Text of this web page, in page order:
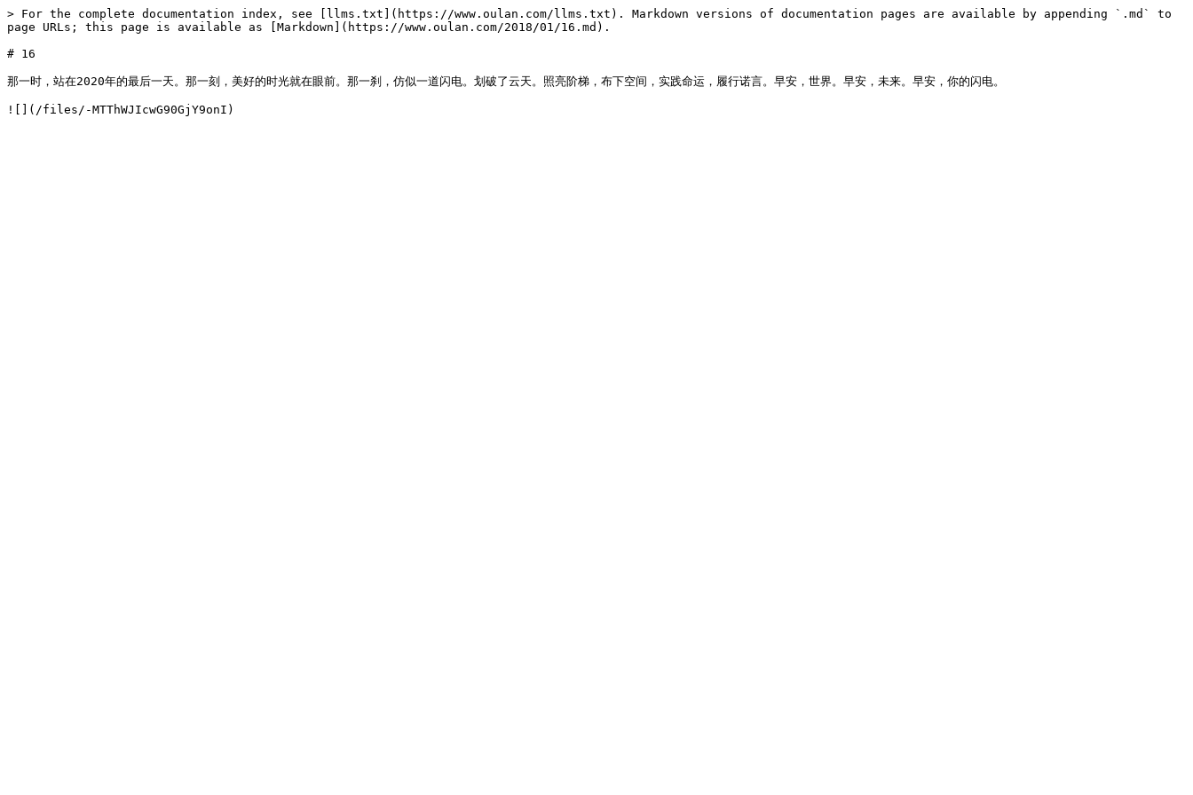
> For the complete documentation index, see [llms.txt](https://www.oulan.com/llms.txt). Markdown versions of documentation pages are available by appending `.md` to
page URLs; this page is available as [Markdown](https://www.oulan.com/2018/01/16.md).
# 16
那一时，站在2020年的最后一天。那一刻，美好的时光就在眼前。那一刹，仿似一道闪电。划破了云天。照亮阶梯，布下空间，实践命运，履行诺言。早安，世界。早安，未来。早安，你的闪电。